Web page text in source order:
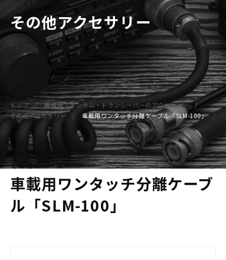
その他アクセサリー
トップ
無線機・インカム・トランシーバーのアクセサリー
その他アクセサリー
車載用ワンタッチ分離ケーブル「SLM-100」
その他のメーカー
車載用ワンタッチ分離ケーブ
ル「SLM-100」